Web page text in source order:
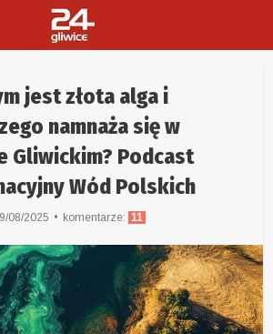
jest złota alga i
namnaża się w
Gliwickim? Podcast
Wód Polskich
08/2025 komentarze: 11